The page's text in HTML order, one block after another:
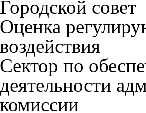
Городской совет
Оценка
воздействия
Сектор по
деятельности
комиссии